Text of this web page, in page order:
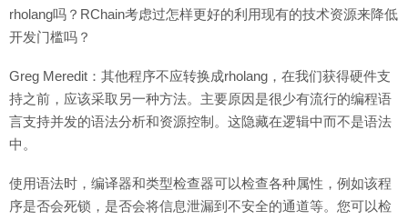
rholang吗？RChain考虑过怎样更好的利用现有的技术资源来降低
开发门槛吗？
Greg Meredit：其他程序不应转换成rholang，在我们获得硬件支
持之前，应该采取另一种方法。主要原因是很少有流行的编程语
言支持并发的语法分析和资源控制。这隐藏在逻辑中而不是语法
中。
使用语法时，编译器和类型检查器可以检查各种属性，例如该程
序是否会死锁，是否会将信息泄漏到不安全的通道等。您可以检